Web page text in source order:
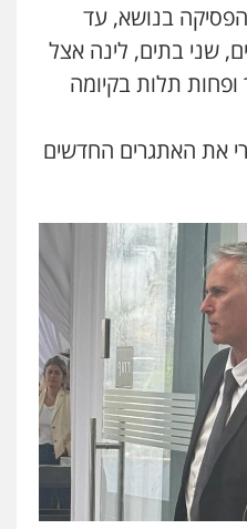
בנושא, עד
שני בתים, לינה אצל
ופחות תלות בקיומה
את האתגרים החדשים